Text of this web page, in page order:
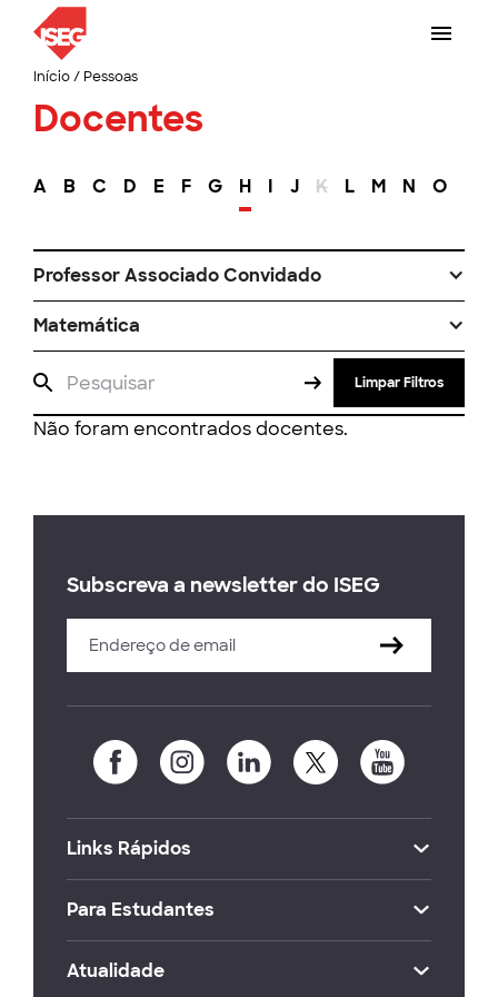
Início/ Pessoas
Docentes
A B C D E F G H I J K L M N O
Professor Associado Convidado
Matemática
Limpar Filtros
Não foram encontrados docentes.
Subscreva a newsletter do ISEG
Links Rápidos
Para Estudantes
Atualidade